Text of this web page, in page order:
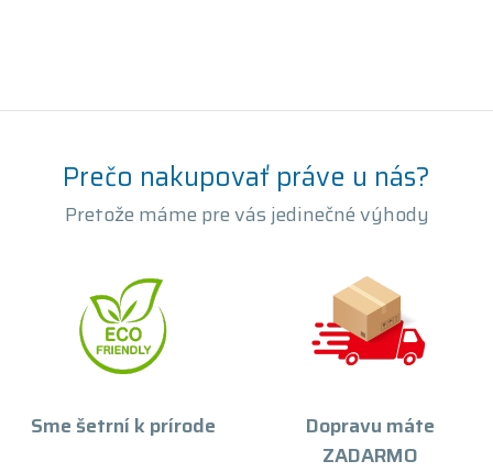
Prečo nakupovať práve u nás?
Pretože máme pre vás jedinečné výhody
Sme šetrní k prírode
Dopravu máte
ZADARMO